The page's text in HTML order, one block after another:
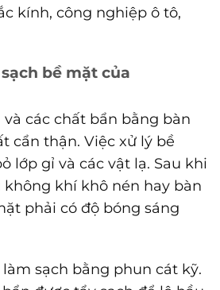
kính, công nghiệp ô tô,
bề mặt của
và các chất bẩn bằng bàn
cẩn thận. Việc xử lý bề
lớp gỉ và các vật lạ. Sau khi
không khí khô nén hay bàn
phải có độ bóng sáng
sạch bằng phun cát kỹ.